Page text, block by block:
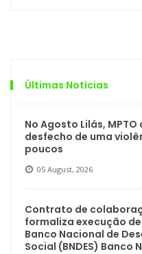
Últimas Notícias
No Agosto Lilás,
desfecho de uma
poucos
05 August, 2026
Contrato de
formaliza execução de
Banco Nacional de
Social (BNDES) Banco